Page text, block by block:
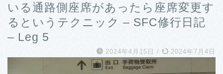
いる通路側座席があったら座席変更す
るというテクニック – SFC修行日記
– Leg 5
2024年4月15日 / 2024年7月4日